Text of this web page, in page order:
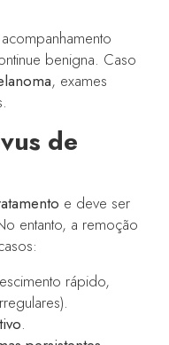
benigna. Caso
, exames
de
e deve ser
entanto, a remoção
rápido,
.